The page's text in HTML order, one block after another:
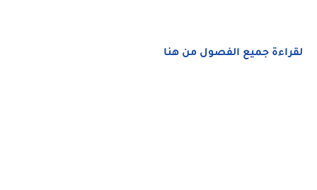
لقراءة جميع الفصول من هنا